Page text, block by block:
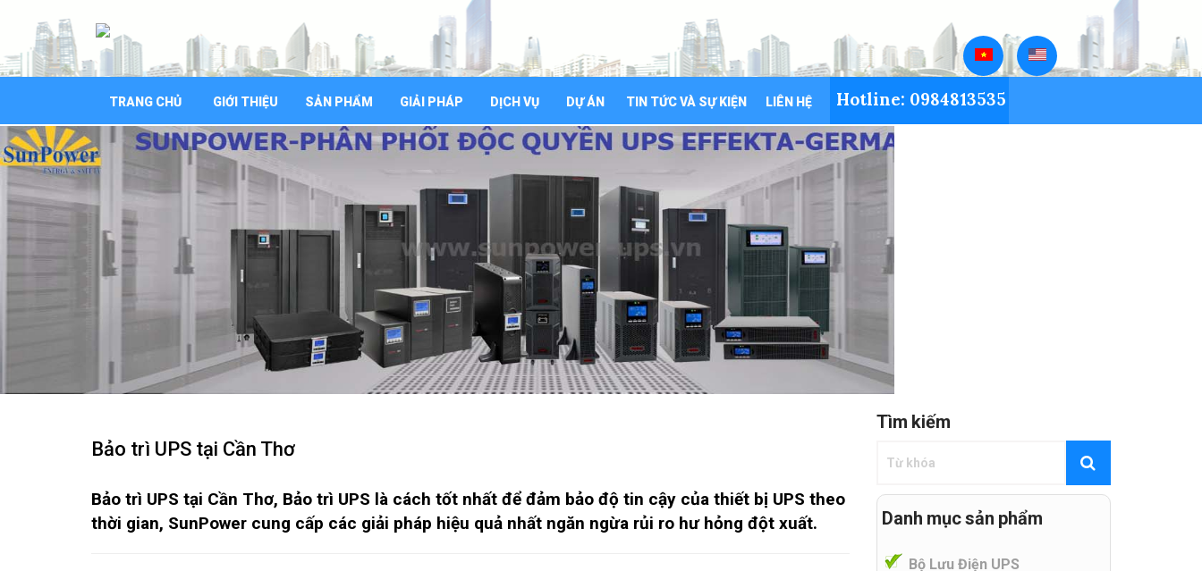
TRANG CHỦ GIỚI THIỆU SẢN PHẨM GIẢI PHÁP DỊCH VỤ DỰ ÁN TIN TỨC VÀ SỰ KIỆN LIÊN HỆ Hotline: 0984813535
Bảo trì UPS tại Cần Thơ
Bảo trì UPS tại Cần Thơ, Bảo trì UPS là cách tốt nhất để đảm bảo độ tin cậy của thiết bị UPS theo
thời gian, SunPower cung cấp các giải pháp hiệu quả nhất ngăn ngừa rủi ro hư hỏng đột xuất.
Tìm kiếm
Danh mục sản phẩm
Bộ Lưu Điện UPS